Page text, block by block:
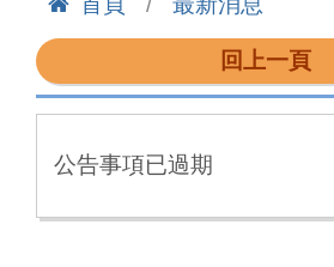
回上一頁
公告事項已過期